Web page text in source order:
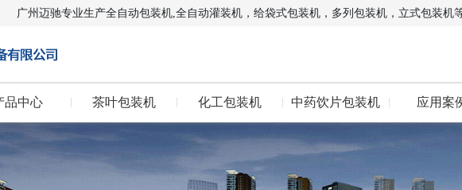
广州迈驰专业生产全自动包装机,全自动灌装机，给袋式包装机，多列包装机，立式包装机
品中心 茶叶包装机 化工包装机 中药饮片包装机 应用案